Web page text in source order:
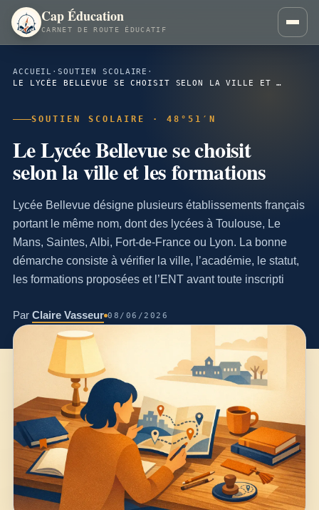
Cap Éducation
CARNET DE ROUTE ÉDUCATIF
ACCUEIL ·SOUTIEN SCOLAIRE ·
LE LYCÉE BELLEVUE SE CHOISIT SELON LA VILLE ET LES FORMATIONS
SOUTIEN SCOLAIRE · 48°51′N
Le Lycée Bellevue se choisit
selon la ville et les formations
Lycée Bellevue désigne plusieurs établissements français
portant le même nom, dont des lycées à Toulouse, Le
Mans, Saintes, Albi, Fort-de-France ou Lyon. La bonne
démarche consiste à vérifier la ville, l’académie, le statut,
les formations proposées et l’ENT avant toute inscripti
Par Claire Vasseur 08/06/2026